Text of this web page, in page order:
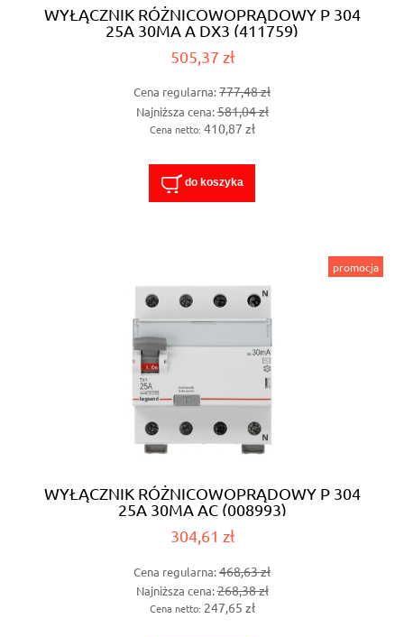
WYŁĄCZNIK RÓŻNICOWOPRĄDOWY P 304
25A 30MA A DX3 (411759)
505,37 zł
Cena regularna:777,48 zł
Najniższa cena:581,04 zł
Cena netto: 410,87 zł
do koszyka
WYŁĄCZNIK RÓŻNICOWOPRĄDOWY P 304
25A 30MA AC (008993)
304,61 zł
Cena regularna:468,63 zł
Najniższa cena:268,38 zł
Cena netto: 247,65 zł
promocja